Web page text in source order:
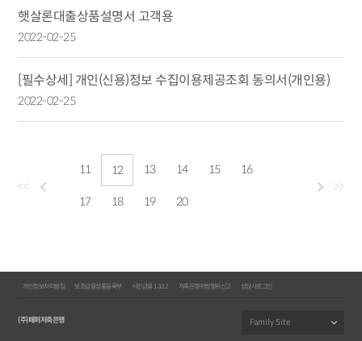
햇살론대출상품설명서 고객용
2022-02-25
[필수상세] 개인(신용)정보 수집이용제공조회 동의서(개인용)
2022-02-25
<<
11 12 13 14 15 16
17 18 19 20
>>
개인정보처리방침 보호금융상품등록부 서민금융 1332 저축은행위법행위신고 상담사로그인
(주)페퍼저축은행